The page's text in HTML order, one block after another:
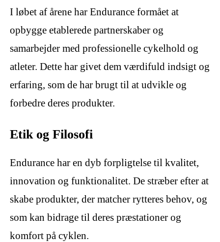
I løbet af årene har Endurance formået at
opbygge etablerede partnerskaber og
samarbejder med professionelle cykelhold og
atleter. Dette har givet dem værdifuld indsigt og
erfaring, som de har brugt til at udvikle og
forbedre deres produkter.
Etik og Filosofi
Endurance har en dyb forpligtelse til kvalitet,
innovation og funktionalitet. De stræber efter at
skabe produkter, der matcher rytteres behov, og
som kan bidrage til deres præstationer og
komfort på cyklen.